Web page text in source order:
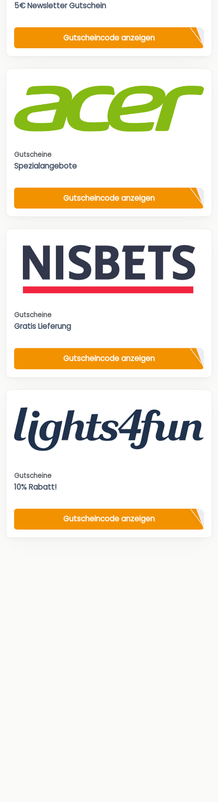
5€ Newsletter Gutschein
Gutscheincode anzeigen
Gutscheine
Spezialangebote
Gutscheincode anzeigen
Gutscheine
Gratis Lieferung
Gutscheincode anzeigen
Gutscheine
10% Rabatt!
Gutscheincode anzeigen